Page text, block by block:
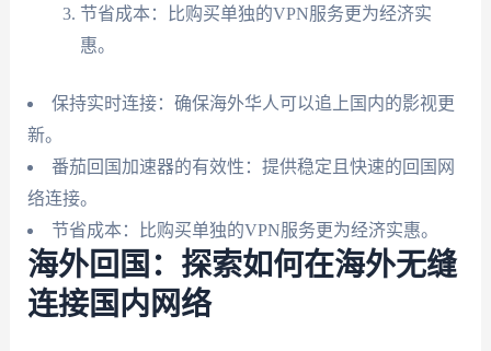
节省成本：比购买单独的VPN服务更为经济实
惠。
保持实时连接：确保海外华人可以追上国内的影视更
新。
番茄回国加速器的有效性：提供稳定且快速的回国网
络连接。
节省成本：比购买单独的VPN服务更为经济实惠。
海外回国：探索如何在海外无缝
连接国内网络